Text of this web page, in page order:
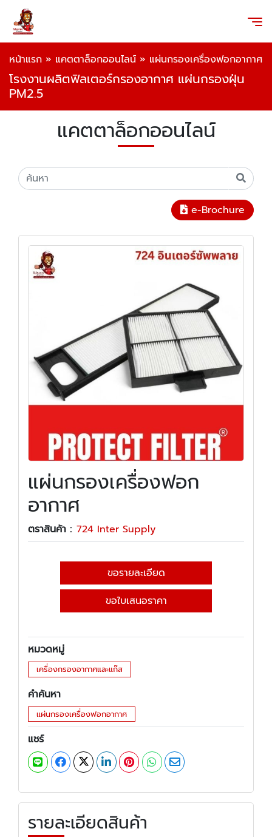
หน้าแรก » แคตตาล็อกออนไลน์ » แผ่นกรองเครื่องฟอกอากาศ
โรงงานผลิตฟิลเตอร์กรองอากาศ แผ่นกรองฝุ่น
PM2.5
แคตตาล็อกออนไลน์
e-Brochure
แผ่นกรองเครื่องฟอก
อากาศ
ตราสินค้า : 724 Inter Supply
ขอรายละเอียด
ขอใบเสนอราคา
หมวดหมู่
เครื่องกรองอากาศและแก๊ส
คำค้นหา
แผ่นกรองเครื่องฟอกอากาศ
แชร์
รายละเอียดสินค้า